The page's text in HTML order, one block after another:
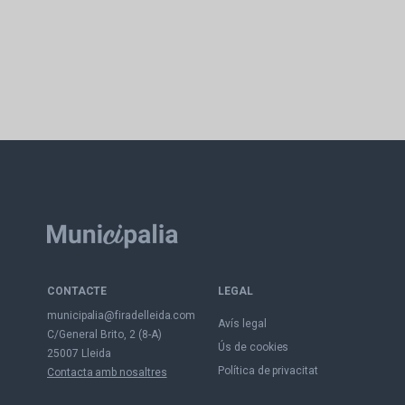
CONTACTE
municipalia@firadelleida.com
C/General Brito, 2 (8-A)
25007 Lleida
Contacta amb nosaltres
LEGAL
Avís legal
Ús de cookies
Política de privacitat